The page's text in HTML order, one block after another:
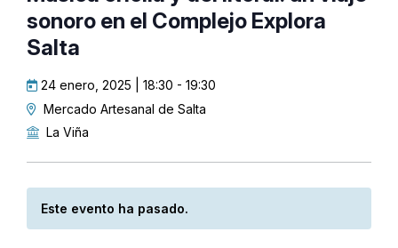
sonoro en el Complejo Explora
Salta
24 enero, 2025 | 18:30 - 19:30
Mercado Artesanal de Salta
La Viña
Este evento ha pasado.